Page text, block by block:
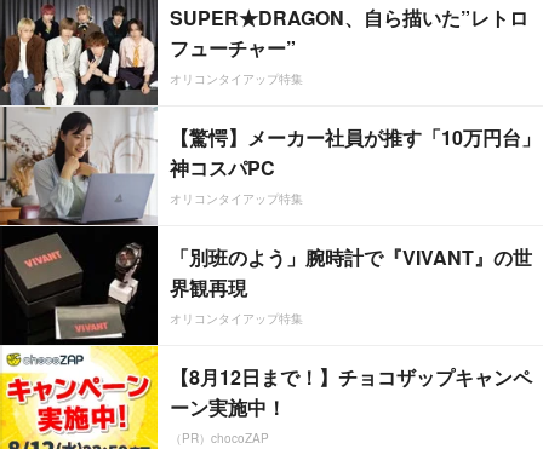
SUPER★DRAGON、自ら描いた”レトロ
フューチャー”
オリコンタイアップ特集
【驚愕】メーカー社員が推す「10万円台」
神コスパPC
オリコンタイアップ特集
「別班のよう」腕時計で『VIVANT』の世
界観再現
オリコンタイアップ特集
【8月12日まで！】チョコザップキャンペ
ーン実施中！
（PR）chocoZAP